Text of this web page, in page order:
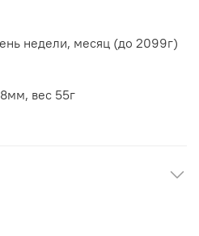
недели, месяц (до 2099г)
вес 55г